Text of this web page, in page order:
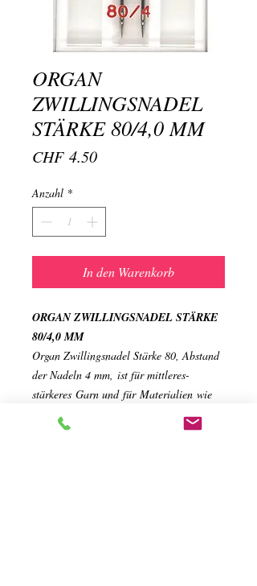
ORGAN
ZWILLINGSNADEL
STÄRKE 80/4,0 MM
CHF 4.50Preis
Anzahl *
In den Warenkorb
ORGAN ZWILLINGSNADEL STÄRKE
80/4,0 MM
Organ Zwillingsnadel Stärke 80, Abstand
der Nadeln 4 mm, ist für mittleres-
stärkeres Garn und für Materialien wie
Popeline, Leinen, Planen, leichtere
Arbeitskleidung geeignet.